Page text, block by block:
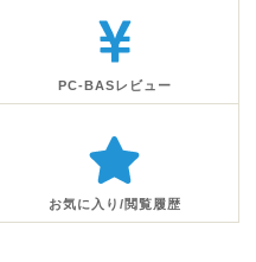
PC-BASレビュー
お気に入り/閲覧履歴